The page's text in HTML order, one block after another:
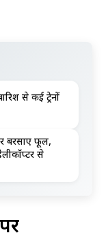
से कई ट्रेनों
बरसाए फूल,
से